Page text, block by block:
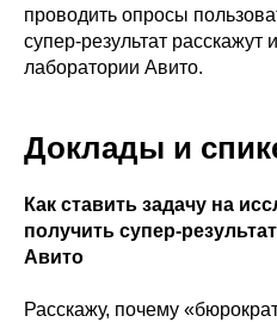
проводить опросы
супер-результат расскажут
лаборатории Авито.
Доклады и
Как ставить задачу на
получить супер-
Авито
Расскажу, почему